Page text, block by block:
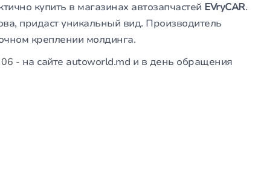
купить в магазинах автозапчастей EVryCAR.
придаст уникальный вид. Производитель
креплении молдинга.
- на сайте autoworld.md и в день обращения